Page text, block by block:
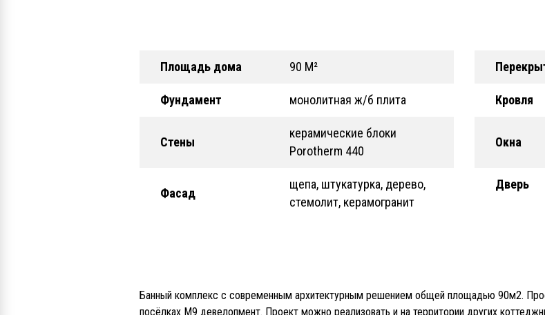
Площадь дома 90 М²
Фундамент монолитная ж/б плита
Стены
керамические блоки
Porotherm 440
Фасад
щепа, штукатурка, дерево,
стемолит, керамогранит
Кровля
Окна
Дверь
Банный комплекс с современным архитектурным решением общей площадью 90м2.
посёлках М9 девелопмент. Проект можно реализовать и на территории других